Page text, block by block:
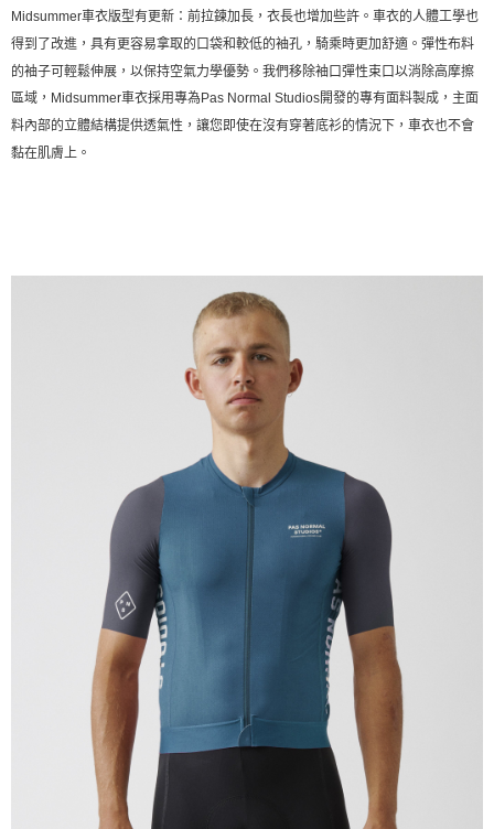
Midsummer車衣版型有更新：前拉鍊加長，衣長也增加些許。車衣的人體工學也
得到了改進，具有更容易拿取的口袋和較低的袖孔，騎乘時更加舒適。彈性布料
的袖子可輕鬆伸展，以保持空氣力學優勢。我們移除袖口彈性束口以消除高摩擦
區域，Midsummer車衣採用專為Pas Normal Studios開發的專有面料製成，主面
料內部的立體結構提供透氣性，讓您即使在沒有穿著底衫的情況下，車衣也不會
黏在肌膚上。